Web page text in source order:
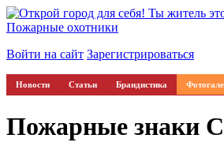
Пожарные охотники
Войти на сайт Зарегистрироваться
Новости Статьи Брандистика
Пожарные знаки